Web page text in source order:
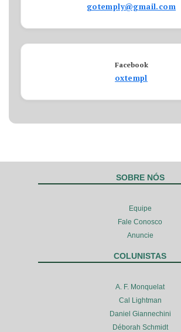
gotemply@gmail.com
Facebook
oxtempl
SOBRE NÓS
Equipe
Fale Conosco
Anuncie
COLUNISTAS
A. F. Monquelat
Cal Lightman
Daniel Giannechini
Déborah Schmidt